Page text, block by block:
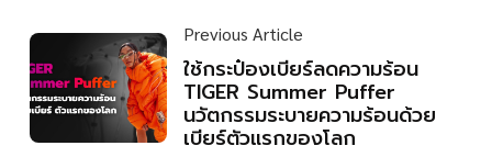
Previous Article
ใช้กระป๋องเบียร์ลดความร้อน
TIGER Summer Puffer
นวัตกรรมระบายความร้อนด้วย
เบียร์ตัวแรกของโลก